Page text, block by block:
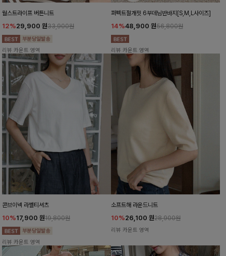
월스트라이프 버튼니트
12%29,900 원33,900원
리뷰 카운트 영역
퍼펙트절개핏 6부데님반바지[S,M,L사이즈]
14%48,900 원56,800원
리뷰 카운트 영역
콘브이넥 라벨티셔츠
10%17,900 원19,800원
리뷰 카운트 영역
소프트해 라운드니트
10%26,100 원28,900원
리뷰 카운트 영역